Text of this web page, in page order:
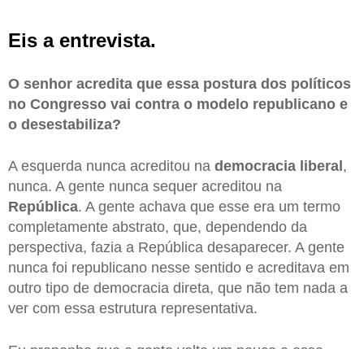
Eis a entrevista.
O senhor acredita que essa postura dos políticos
no Congresso vai contra o modelo republicano e
o desestabiliza?
A esquerda nunca acreditou na democracia liberal ,
nunca. A gente nunca sequer acreditou na
República. A gente achava que esse era um termo
completamente abstrato, que, dependendo da
perspectiva, fazia a República desaparecer. A gente
nunca foi republicano nesse sentido e acreditava em
outro tipo de democracia direta, que não tem nada a
ver com essa estrutura representativa.